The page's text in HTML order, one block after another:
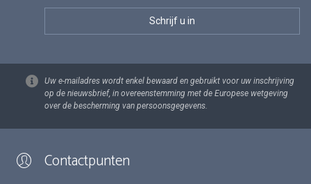
Uw e-mailadres wordt enkel bewaard en gebruikt voor uw inschrijving
op de nieuwsbrief, in overeenstemming met de Europese wetgeving
over de bescherming van persoonsgegevens.
Contactpunten